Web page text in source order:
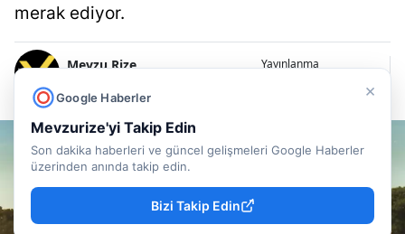
×
Google Haberler
Mevzurize'yi Takip Edin
Son dakika haberleri ve güncel gelişmeleri Google Haberler
üzerinden anında takip edin.
Bizi Takip Edin
merak ediyor.
Mevzu Rize
Yayınlanma